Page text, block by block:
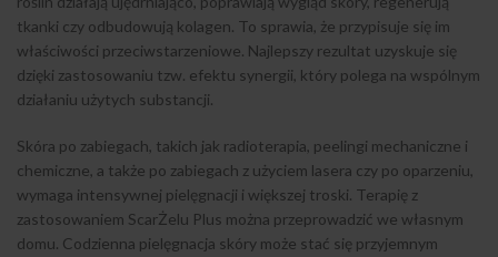
tkanki czy odbudowują kolagen. To sprawia, że przypisuje się im
właściwości przeciwstarzeniowe. Najlepszy rezultat uzyskuje się
dzięki zastosowaniu tzw. efektu synergii, który polega na wspólnym
działaniu użytych substancji.
Skóra po zabiegach, takich jak radioterapia, peelingi mechaniczne i
chemiczne, a także po zabiegach z użyciem lasera czy po oparzeniu,
wymaga intensywnej pielęgnacji i większej troski. Terapię z
zastosowaniem ScarŻelu Plus można przeprowadzić we własnym
domu. Codzienna pielęgnacja skóry może stać się przyjemnym